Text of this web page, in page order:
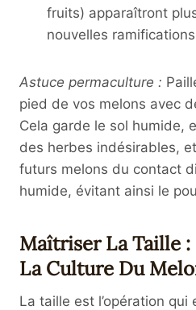
fruits) apparaîtront
nouvelles
Astuce permaculture :
pied de vos melons avec
Cela garde le sol humide,
des herbes indésirables,
futurs melons du contact
humide, évitant ainsi le
Maîtriser La Taille :
La Culture Du
La taille est l’opération